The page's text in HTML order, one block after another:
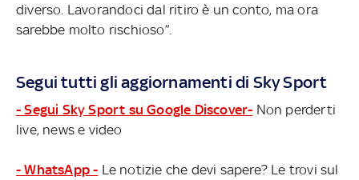
diverso. Lavorandoci dal ritiro è un conto, ma ora
sarebbe molto rischioso”.
Segui tutti gli aggiornamenti di Sky Sport
- Segui Sky Sport su Google Discover- Non perderti
live, news e video
- WhatsApp - Le notizie che devi sapere? Le trovi sul